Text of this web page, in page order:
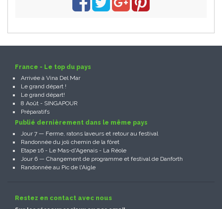
France - Le top du pays
Arrivée à Vina Del Mar
Le grand départ !
Le grand départ!
8 Août - SINGAPOUR
Préparatifs
Publié dernièrement dans le même pays
Jour 7 — Ferme, ratons laveurs et retour au festival
Randonnée du joli chemin de la fôret
Etape 16 - Le Mas-d'Agenais - La Réole
Jour 6 — Changement de programme et festival de Danforth
Randonnée au Pic de l'Aigle
Restez en contact avec nous